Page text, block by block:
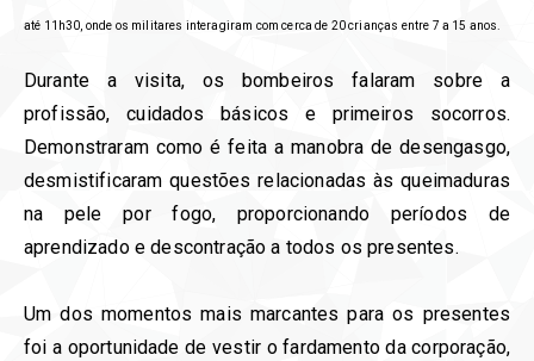
até 11h30, onde os militares interagiram com cerca de 20 crianças entre 7 a 15 anos. ⁣
Durante a visita, os bombeiros falaram sobre a
profissão, cuidados básicos e primeiros socorros.
Demonstraram como é feita a manobra de desengasgo,
desmistificaram questões relacionadas às queimaduras
na pele por fogo, proporcionando períodos de
aprendizado e descontração a todos os presentes.
Um dos momentos mais marcantes para os presentes
foi a oportunidade de vestir o fardamento da corporação,